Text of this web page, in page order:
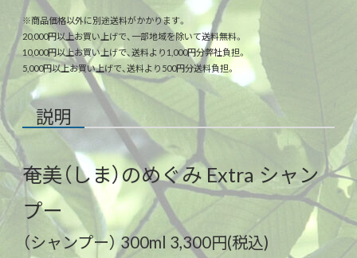
※商品価格以外に別途送料がかかります。
20,000円以上お買い上げで、一部地域を除いて送料無料。
10,000円以上お買い上げで、送料より1,000円分弊社負担。
5,000円以上お買い上げで、送料より500円分送料負担。
説明
奄美（しま）のめぐみ Extra シャン
プー
（シャンプー） 300ml 3,300円(税込)